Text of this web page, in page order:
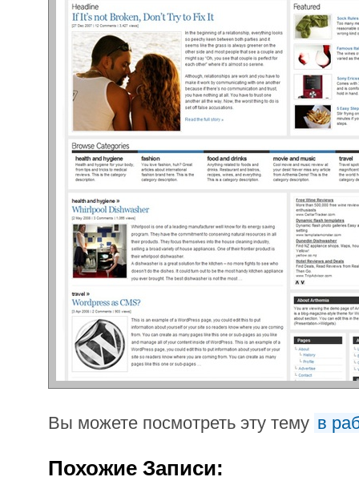
Вы можете посмотреть эту тему в
Похожие Записи: